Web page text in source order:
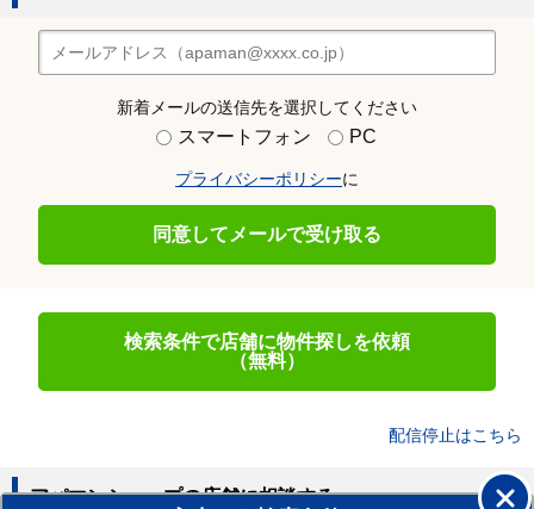
新着メールの送信先を選択してください
スマートフォン PC
プライバシーポリシーに
同意してメールで受け取る
検索条件で店舗に物件探しを依頼
（無料）
配信停止はこちら
アパマンショップの店舗に相談する